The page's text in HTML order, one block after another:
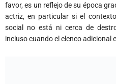
favor, es un reflejo de su época
actriz, en particular si el
social no está ni cerca de
incluso cuando el elenco adicional